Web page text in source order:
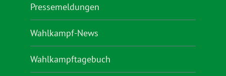
Pressemeldungen
Wahlkampf-News
Wahlkampftagebuch